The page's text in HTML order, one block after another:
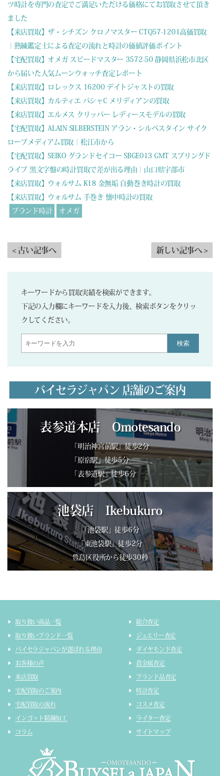
ツ時計を専門の査定でご満足いただける価格にてお買取させて頂き
ました
【来店買取】ザ・シチズン クロノマスター CTQ57-1201高価買取
｜熟練鑑定士による査定の流れと時計の価値評価ポイント
【宅配買取】オメガ スピードマスター 3572-50 静岡県浜松市北区
から届いた人気ムーンウォッチ査定レポート
【来店買取】ロレックス 16200 デイトジャストの買取
【来店買取】カルティエ パシャC メリディアンの買取
【来店買取】エルメス クリッパー レディースモデルの買取
【宅配買取】ALAIN SILBERSTEIN アラン・シルベスタイン サイク
ロープメディアム買取｜松江市から
【宅配買取】SEIKO グランドセイコー SBGE013 GMT スプリングド
ライブ 黒文字盤の時計買取で差が出る理由｜山口県宇部市
【来店買取】ウォルサム K18 金無垢 自動巻き時計の買取
【来店買取】ウォルサム 手巻き 懐中時計の買取
ブランド時計
オメガ
< 古い記事へ 新しい記事へ >
キーワードから買取実績を検索ができます。
下記の入力欄にキーワードを入力後、検索ボタンをクリッ
クしてください。
検索
バイセラジャパン 店舗のご案内
表参道本店 Omotesando
「明治神宮前駅」徒歩2分
「原宿駅」徒歩5分
「表参道駅」徒歩6分
池袋店 Ikebukuro
「池袋駅」徒歩6分
「東池袋駅」徒歩2分
豊島区役所から徒歩30秒
取り扱い商品一覧
取り扱いブランド一覧
バイセラジャパンが選ばれる理由
お客様の声
来店買取
宅配買取のご案内
宅配買取の流れ
インゴット精錬加工
コラム
総合査定
ジュエリー査定
ダイヤモンド査定
貴金属査定
ブランド品査定
時計査定
コスメ査定
ライター査定
サイトマップ